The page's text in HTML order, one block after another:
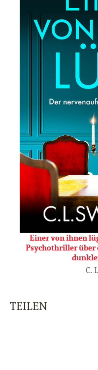
Einer von ihnen
Psychothriller über
C.
TEILEN